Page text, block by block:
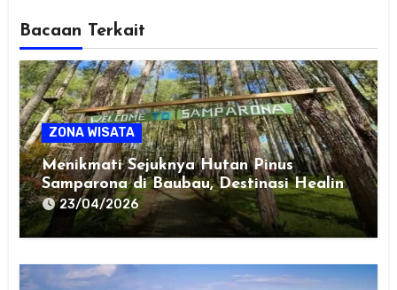
Bacaan Terkait
ZONA WISATA
Menikmati Sejuknya Hutan Pinus
Samparona di Baubau, Destinasi Healing
Favorit!
23/04/2026